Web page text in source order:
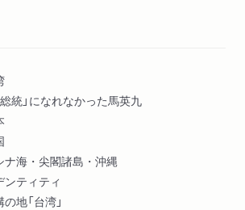
統」になれなかった馬英九
海・尖閣諸島・沖縄
ティティ
地「台湾」